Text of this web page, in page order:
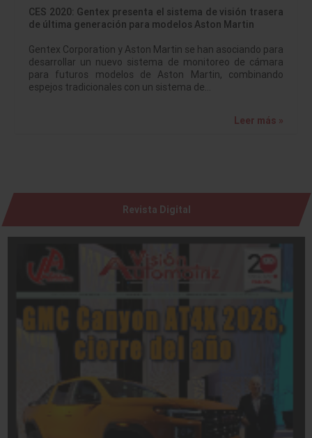
CES 2020: Gentex presenta el sistema de visión trasera
de última generación para modelos Aston Martin
Gentex Corporation y Aston Martin se han asociando para
desarrollar un nuevo sistema de monitoreo de cámara
para futuros modelos de Aston Martin, combinando
espejos tradicionales con un sistema de…
Leer más »
Revista Digital